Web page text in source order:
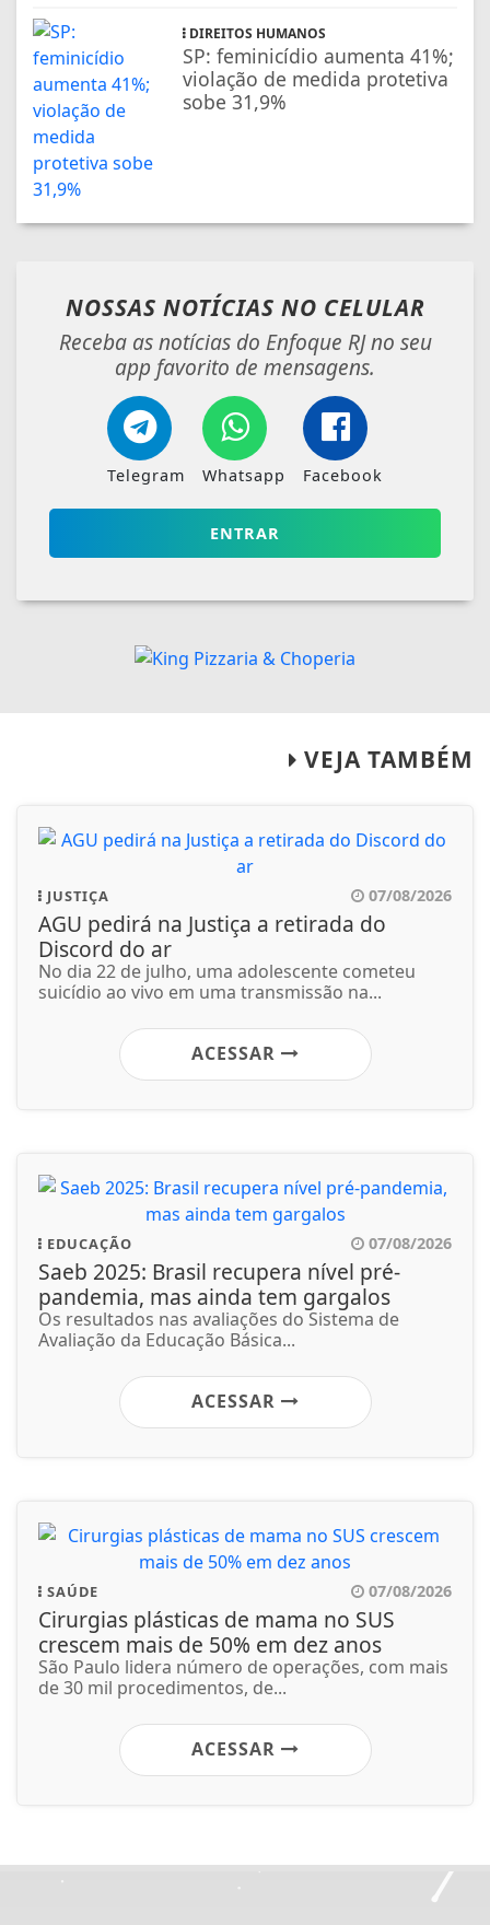
DIREITOS HUMANOS
SP: feminicídio aumenta 41%;
violação de medida protetiva
sobe 31,9%
NOSSAS NOTÍCIAS NO CELULAR
Receba as notícias do Enfoque RJ no seu
app favorito de mensagens.
Telegram Whatsapp Facebook
ENTRAR
VEJA TAMBÉM
JUSTIÇA 07/08/2026
AGU pedirá na Justiça a retirada do
Discord do ar
No dia 22 de julho, uma adolescente cometeu
suicídio ao vivo em uma transmissão na...
ACESSAR
EDUCAÇÃO 07/08/2026
Saeb 2025: Brasil recupera nível pré-
pandemia, mas ainda tem gargalos
Os resultados nas avaliações do Sistema de
Avaliação da Educação Básica...
ACESSAR
SAÚDE 07/08/2026
Cirurgias plásticas de mama no SUS
crescem mais de 50% em dez anos
São Paulo lidera número de operações, com mais
de 30 mil procedimentos, de...
ACESSAR